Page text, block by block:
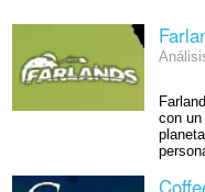
con un